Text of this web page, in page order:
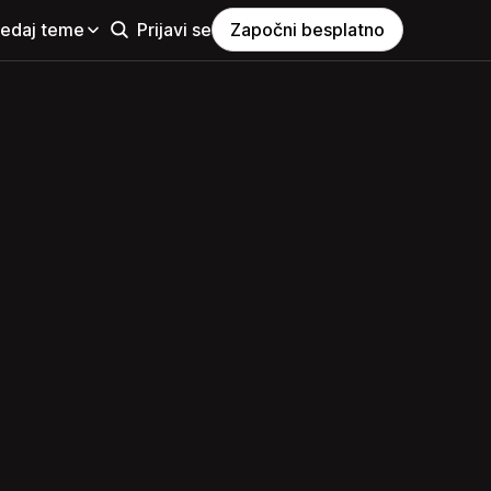
teme Prijavi se Započni besplatno